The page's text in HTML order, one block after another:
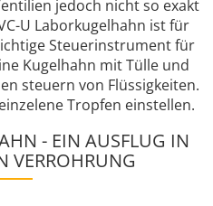
jedoch nicht so exakt
U Laborkugelhahn ist für
Steuerinstrument für
Kugelhahn mit Tülle und
steuern von Flüssigkeiten.
Tropfen einstellen.
- EIN AUSFLUG IN
VERROHRUNG